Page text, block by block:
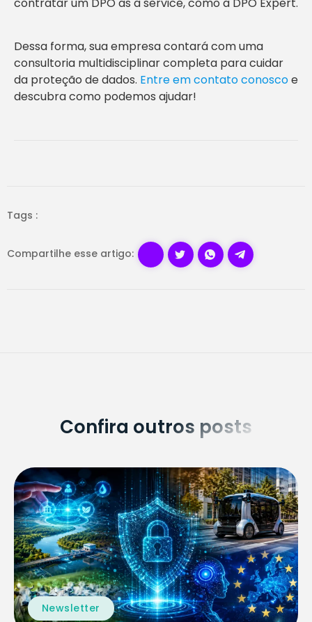
Dessa forma, sua empresa contará com uma
consultoria multidisciplinar completa para cuidar
da proteção de dados. Entre em contato conoscoe
descubra como podemos ajudar!
Tags :
Compartilhe esse artigo:
Confira outros posts
Newsletter